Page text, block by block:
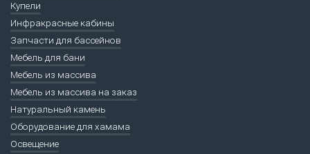
Купели
Инфракрасные кабины
Запчасти для бассейнов
Мебель для бани
Мебель из массива
Мебель из массива на заказ
Натуральный камень
Оборудование для хамама
Освещение